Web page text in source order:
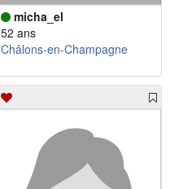
micha_el
52 ans
Châlons-en-Champagne